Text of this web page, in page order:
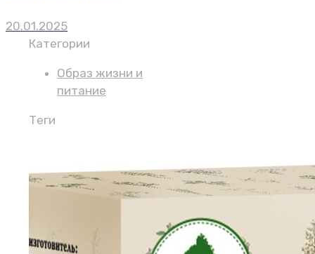
20.01.2025
Категории
Образ жизни и
питание
Теги